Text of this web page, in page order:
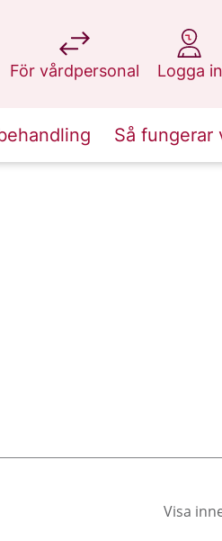
För vårdpersonal
på 1177.se
Logga in
på 1177.se
Så fungerar
Visa